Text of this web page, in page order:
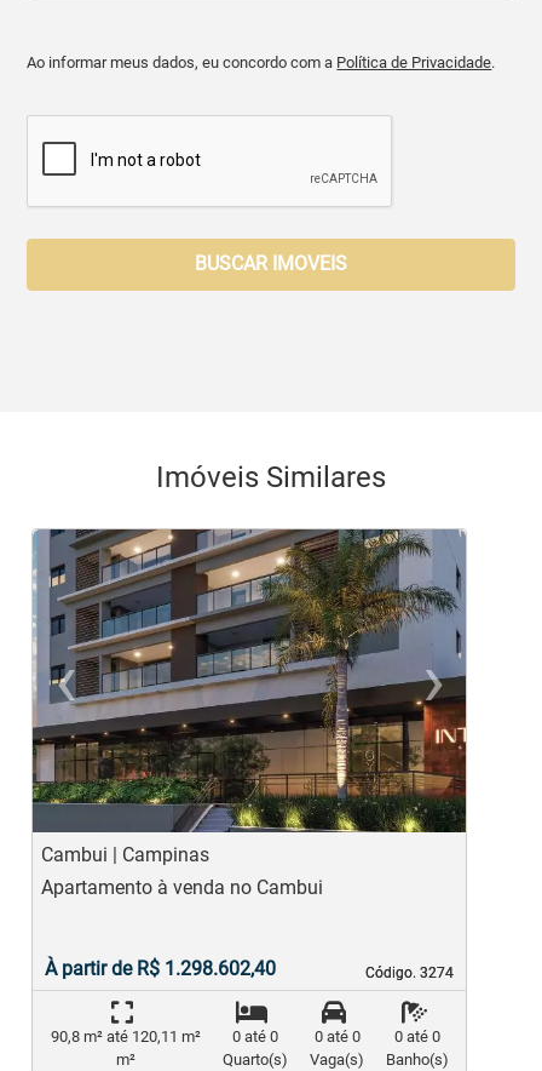
Ao informar meus dados, eu concordo com a Política de Privacidade.
BUSCAR IMOVEIS
Imóveis Similares
‹
Previous
›
Cambui | Campinas
Código. 3274
Código. 3274
Apartamento à venda no Cambui
À partir de R$ 1.298.602,40
90,8 m² até 120,11 m²
m²
0 até 0
Quarto(s)
0 até 0
Vaga(s)
0 até 0
Banho(s)